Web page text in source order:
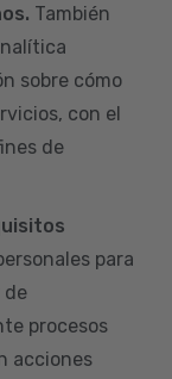
También
sobre cómo
con el
de
para
de
procesos
acciones